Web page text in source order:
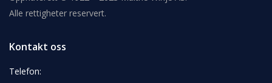
Alle rettigheter reservert.
Kontakt oss
Telefon: